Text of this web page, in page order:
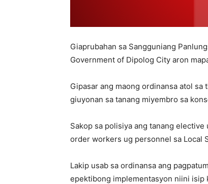
Giaprubahan sa Sangguniang
Government of Dipolog City aron
Gipasar ang maong ordinansa atol
giuyonan sa tanang miyembro sa
Sakop sa polisiya ang tanang
order workers ug personnel sa Local
Lakip usab sa ordinansa ang
epektibong implementasyon niini isip